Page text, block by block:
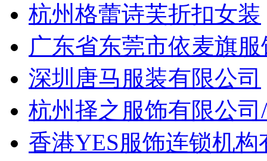
杭州格蕾诗芙折扣女装
广东省东莞市依麦旗
深圳唐马服装有限公司
杭州择之服饰有限公
香港YES服饰连锁机